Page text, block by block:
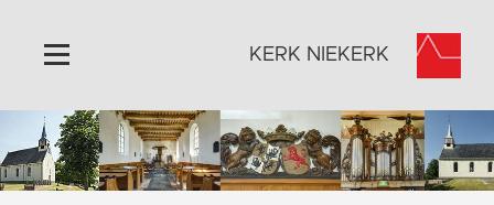
Home
Algemeen
KERK NIEKERK